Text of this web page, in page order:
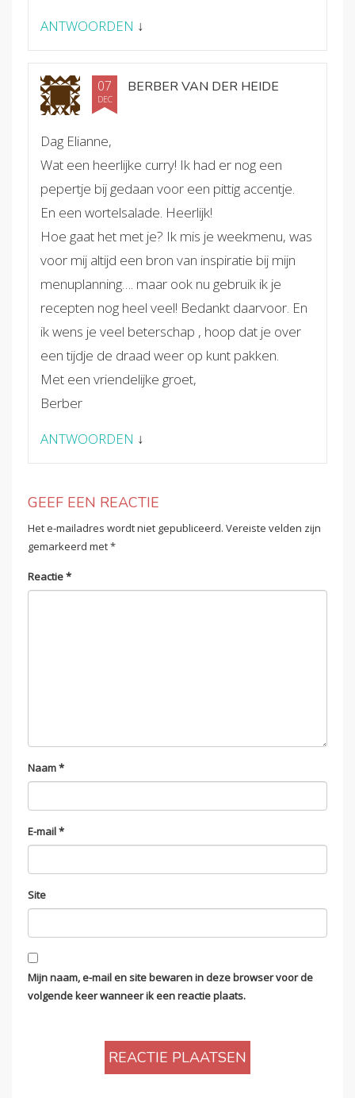
ANTWOORDEN ↓
BERBER VAN DER HEIDE
07
DEC
Dag Elianne,
Wat een heerlijke curry! Ik had er nog een
pepertje bij gedaan voor een pittig accentje.
En een wortelsalade. Heerlijk!
Hoe gaat het met je? Ik mis je weekmenu, was
voor mij altijd een bron van inspiratie bij mijn
menuplanning…. maar ook nu gebruik ik je
recepten nog heel veel! Bedankt daarvoor. En
ik wens je veel beterschap , hoop dat je over
een tijdje de draad weer op kunt pakken.
Met een vriendelijke groet,
Berber
ANTWOORDEN ↓
GEEF EEN REACTIE
Het e-mailadres wordt niet gepubliceerd. Vereiste velden zijn
gemarkeerd met*
Reactie*
Naam*
E-mail*
Site
Mijn naam, e-mail en site bewaren in deze browser voor de
volgende keer wanneer ik een reactie plaats.